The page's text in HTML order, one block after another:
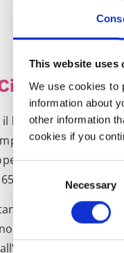
This website uses
We use cookies to
information about
other information
cookies if you
Selection
Necessary
boom della doppia
è riconducibile
solo nel 2021
hanno perso il
avviato le
o